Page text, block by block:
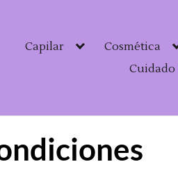
Capilar Cosmética